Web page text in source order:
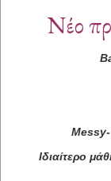
Νέο
Messy-
Ιδιαίτερο